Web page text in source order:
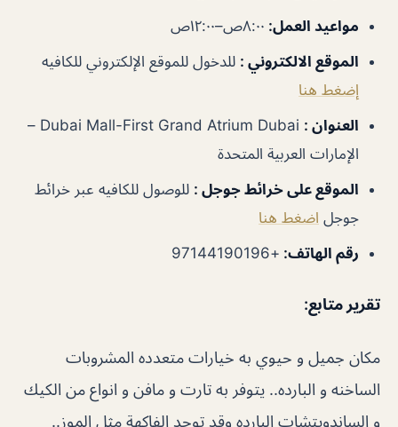
مواعيد العمل: ٨:٠٠ص–١٢:٠٠ص
الموقع الالكتروني : للدخول للموقع الإلكتروني للكافيه
إضغط هنا
العنوان :
Dubai Mall-First Grand Atrium Dubai –
الإمارات العربية المتحدة
الموقع على خرائط جوجل : للوصول للكافيه عبر خرائط
جوجل اضغط هنا
رقم الهاتف:
+97144190196
تقرير متابع:
مكان جميل و حيوي به خيارات متعدده المشروبات
الساخنه و البارده.. يتوفر به تارت و مافن و انواع من الكيك
و الساندويتشات البارده وقد توجد الفاكهة مثل الموز..